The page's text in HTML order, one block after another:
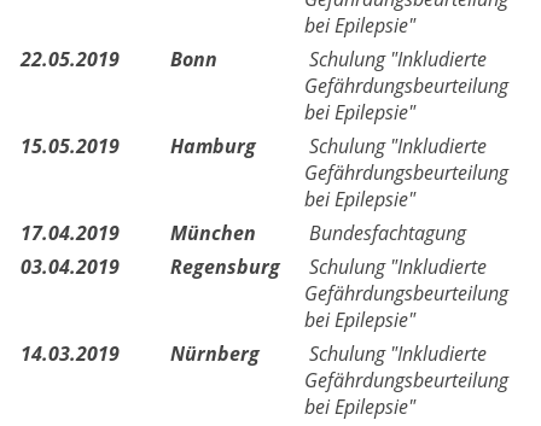
bei Epilepsie"
22.05.2019
Bonn
Schulung "Inkludierte
Gefährdungsbeurteilung
bei Epilepsie"
15.05.2019
Hamburg
Schulung "Inkludierte
Gefährdungsbeurteilung
bei Epilepsie"
17.04.2019
München
Bundesfachtagung
03.04.2019
Regensburg
Schulung "Inkludierte
Gefährdungsbeurteilung
bei Epilepsie"
14.03.2019
Nürnberg
Schulung "Inkludierte
Gefährdungsbeurteilung
bei Epilepsie"